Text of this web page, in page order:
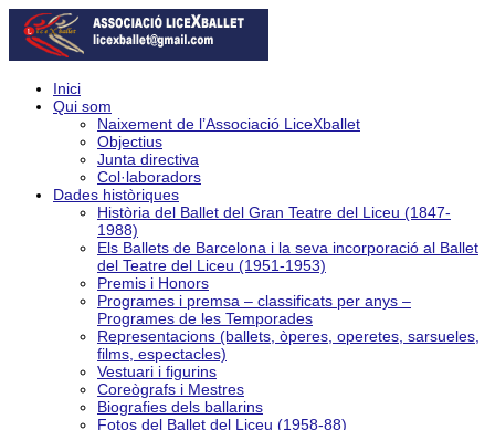
Inici
Qui som
Naixement de l’Associació LiceXballet
Objectius
Junta directiva
Col·laboradors
Dades històriques
Història del Ballet del Gran Teatre del Liceu (1847-
1988)
Els Ballets de Barcelona i la seva incorporació al Ballet
del Teatre del Liceu (1951-1953)
Premis i Honors
Programes i premsa – classificats per anys –
Programes de les Temporades
Representacions (ballets, òperes, operetes, sarsueles,
films, espectacles)
Vestuari i figurins
Coreògrafs i Mestres
Biografies dels ballarins
Fotos del Ballet del Liceu (1958-88)